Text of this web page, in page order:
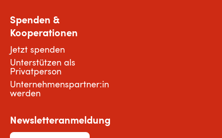
Spenden &
Kooperationen
Jetzt spenden
Unterstützen als
Privatperson
Unternehmenspartner:in
werden
Newsletteranmeldung